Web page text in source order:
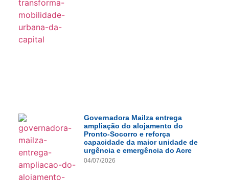
Governadora Mailza entrega
ampliação do alojamento do
Pronto-Socorro e reforça
capacidade da maior unidade de
urgência e emergência do Acre
04/07/2026